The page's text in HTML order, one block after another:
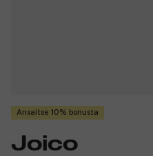
Ansaitse 10% bonusta
Joico